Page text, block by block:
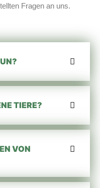
Fragen an uns.
TIERE?
VON